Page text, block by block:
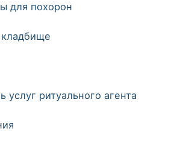
для похорон
услуг ритуального агента